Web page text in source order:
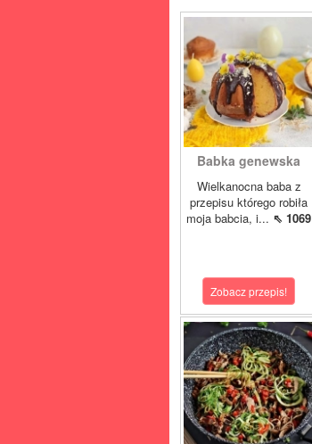
Babka genewska
Wielkanocna baba z
przepisu którego robiła
moja babcia, i... ⇖ 1069
Zobacz przepis!